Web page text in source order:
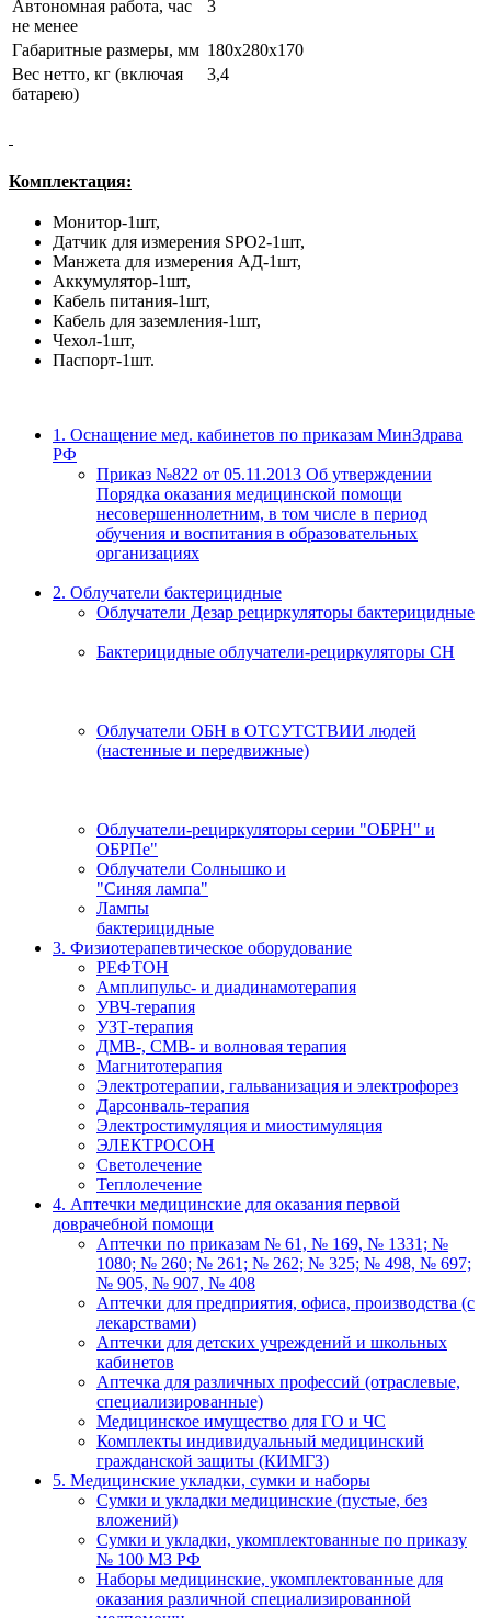
Автономная работа, час
не менее
3
Габаритные размеры, мм 180х280х170
Вес нетто, кг (включая
батарею)
3,4
Комплектация:
Монитор-1шт,
Датчик для измерения SPO2-1шт,
Манжета для измерения АД-1шт,
Аккумулятор-1шт,
Кабель питания-1шт,
Кабель для заземления-1шт,
Чехол-1шт,
Паспорт-1шт.
1. Оснащение мед. кабинетов по приказам МинЗдрава
РФ
Приказ №822 от 05.11.2013 Об утверждении
Порядка оказания медицинской помощи
несовершеннолетним, в том числе в период
обучения и воспитания в образовательных
организациях
2. Облучатели бактерицидные
Облучатели Дезар рециркуляторы бактерицидные
Бактерицидные облучатели-рециркуляторы СН
Облучатели ОБН в ОТСУТСТВИИ людей
(настенные и передвижные)
Облучатели-рециркуляторы серии "ОБРН" и
ОБРПе"
Облучатели Солнышко и
"Синяя лампа"
Лампы
бактерицидные
3. Физиотерапевтическое оборудование
РЕФТОН
Амплипульс- и диадинамотерапия
УВЧ-терапия
УЗТ-терапия
ДМВ-, СМВ- и волновая терапия
Магнитотерапия
Электротерапии, гальванизация и электрофорез
Дарсонваль-терапия
Электростимуляция и миостимуляция
ЭЛЕКТРОСОН
Светолечение
Теплолечение
4. Аптечки медицинские для оказания первой
доврачебной помощи
Аптечки по приказам № 61, № 169, № 1331; №
1080; № 260; № 261; № 262; № 325; № 498, № 697;
№ 905, № 907, № 408
Аптечки для предприятия, офиса, производства (с
лекарствами)
Аптечки для детских учреждений и школьных
кабинетов
Аптечка для различных профессий (отраслевые,
специализированные)
Медицинское имущество для ГО и ЧС
Комплекты индивидуальный медицинский
гражданской защиты (КИМГЗ)
5. Медицинские укладки, сумки и наборы
Сумки и укладки медицинские (пустые, без
вложений)
Сумки и укладки, укомплектованные по приказу
№ 100 МЗ РФ
Наборы медицинские, укомплектованные для
оказания различной специализированной